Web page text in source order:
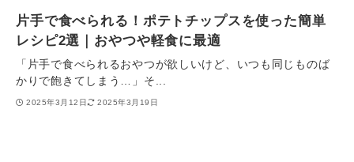
片手で食べられる！ポテトチップスを使った簡単
レシピ2選｜おやつや軽食に最適
「片手で食べられるおやつが欲しいけど、いつも同じものば
かりで飽きてしまう…」そ...
2025年3月12日 2025年3月19日